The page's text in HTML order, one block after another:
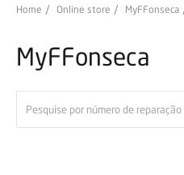
Home Online store MyFFonseca
MyFFonseca